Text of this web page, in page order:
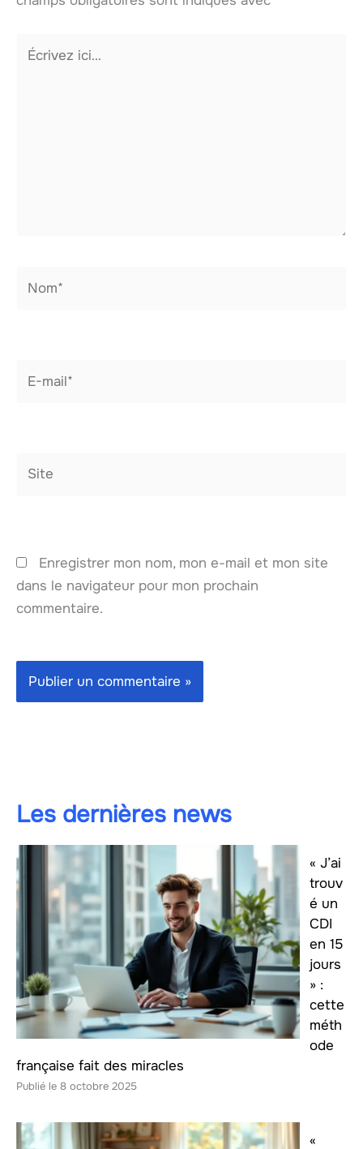
Écrivez
mail*
Enregistrer mon nom, mon e-mail et mon site
dans le navigateur pour mon prochain
commentaire.
Les dernières news
« J’ai
trouv
é un
CDI
en 15
jours
» :
cette
méth
ode
française fait des miracles
8 octobre 2025
«